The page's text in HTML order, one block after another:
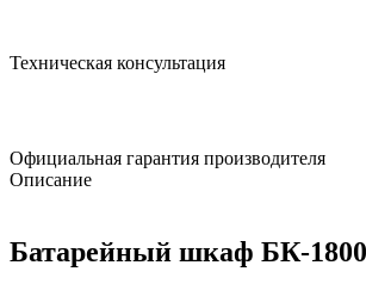
Техническая консультация
Официальная гарантия производителя
Описание
Батарейный шкаф БК-1800